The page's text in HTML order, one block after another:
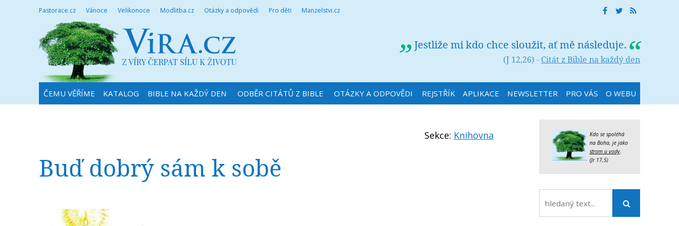
Pastorace.cz Vánoce Velikonoce Modlitba.cz Otázky a odpovědi Pro děti Manzelstvi.cz
Jestliže mi kdo chce sloužit, ať mě následuje.
(J 12,26) - Citát z Bible na každý den
ČEMU VĚŘÍME KATALOG BIBLE NA KAŽDÝ DEN ODBĚR CITÁTŮ Z BIBLE OTÁZKY A ODPOVĚDI REJSTŘÍK APLIKACE NEWSLETTER PRO VÁS O WEBU
Sekce: Knihovna
Buď dobrý sám k sobě
Kdo se spoléhá
na Boha, je jako
strom u vody.
(Jr 17,5)